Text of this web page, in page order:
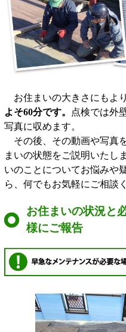
お住まいの大きさにもより
よそ60分です。
点検では外
写真に収めます。
その後、その動画や写真
まいの状態をご説明いたし
いのことについてお悩みや
ら、何でもお気軽にご相談
お住まいの状況と
様にご報告